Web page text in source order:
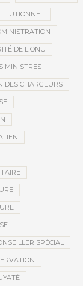
DE L'ONU
MINISTRES
DES CHARGEURS
SPÉCIAL